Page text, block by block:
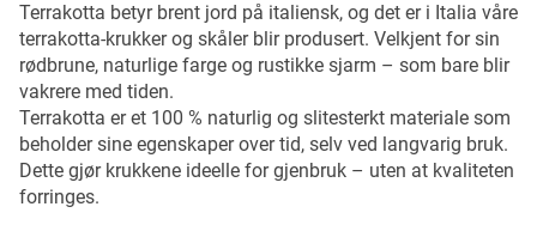
Terrakotta betyr brent jord på italiensk, og det er i Italia våre
terrakotta-krukker og skåler blir produsert. Velkjent for sin
rødbrune, naturlige farge og rustikke sjarm – som bare blir
vakrere med tiden.
Terrakotta er et 100 % naturlig og slitesterkt materiale som
beholder sine egenskaper over tid, selv ved langvarig bruk.
Dette gjør krukkene ideelle for gjenbruk – uten at kvaliteten
forringes.